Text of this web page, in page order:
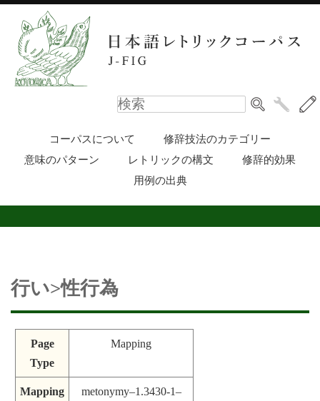
コーパスについて
修辞技法のカテゴリー
意味のパターン
レトリックの構文
修辞的効果
用例の出典
行い>性行為
Page
Type
Mapping
Mapping
metonymy–1.3430-1–